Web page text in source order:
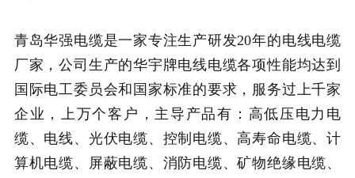
青岛华强电缆是一家专注生产研发20年的电线电缆
厂家，公司生产的华宇牌电线电缆各项性能均达到
国际电工委员会和国家标准的要求，服务过上千家
企业，上万个客户，主导产品有：高低压电力电
缆、电线、光伏电缆、控制电缆、高寿命电缆、计
算机电缆、屏蔽电缆、消防电缆、矿物绝缘电缆、